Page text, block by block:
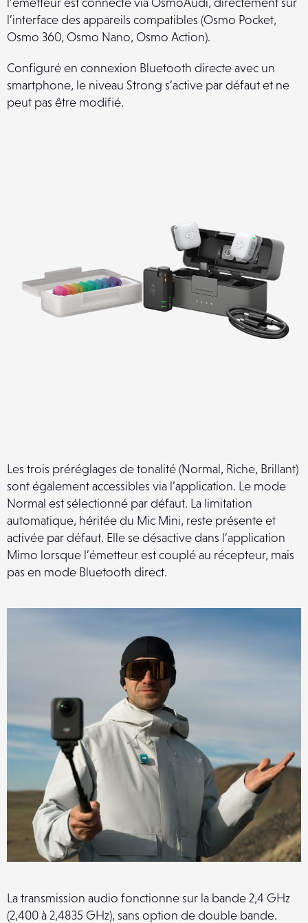
l’interface des appareils compatibles (Osmo Pocket,
Osmo 360, Osmo Nano, Osmo Action).
Configuré en connexion Bluetooth directe avec un
smartphone, le niveau Strong s’active par défaut et ne
peut pas être modifié.
Les trois préréglages de tonalité (Normal, Riche, Brillant)
sont également accessibles via l’application. Le mode
Normal est sélectionné par défaut. La limitation
automatique, héritée du Mic Mini, reste présente et
activée par défaut. Elle se désactive dans l’application
Mimo lorsque l’émetteur est couplé au récepteur, mais
pas en mode Bluetooth direct.
La transmission audio fonctionne sur la bande 2,4 GHz
(2,400 à 2,4835 GHz), sans option de double bande.